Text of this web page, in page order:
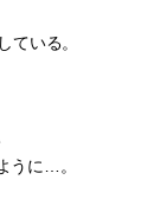
ている。
うに…。